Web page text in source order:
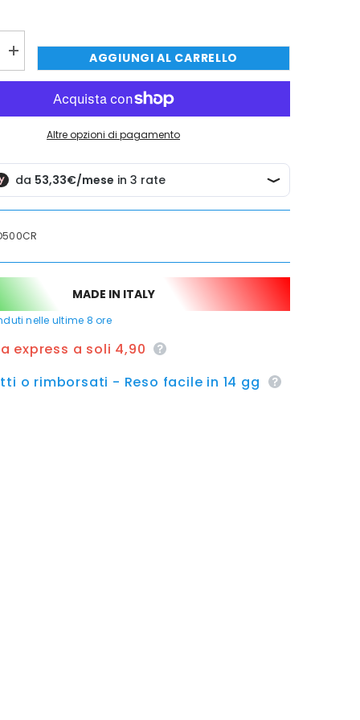
ORA
ORA
ORA
ORA
Aumenta
quantità
per
Miscelatore
a
estraibile
AGGIUNGI AL CARRELLO
Altre opzioni di pagamento
MADE IN ITALY
nelle ultime 8 ore
express a soli 4,90
o rimborsati - Reso facile in 14 gg